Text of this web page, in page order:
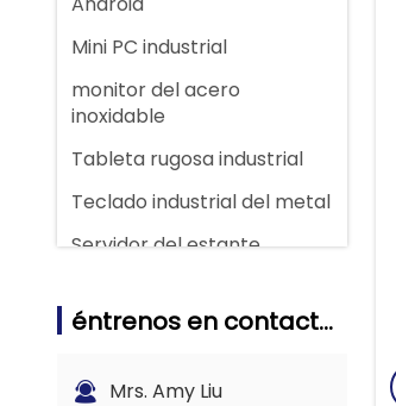
Mini PC industrial
monitor del acero
inoxidable
Tableta rugosa industrial
Teclado industrial del metal
Servidor del estante
éntrenos en contacto con
Mrs. Amy Liu